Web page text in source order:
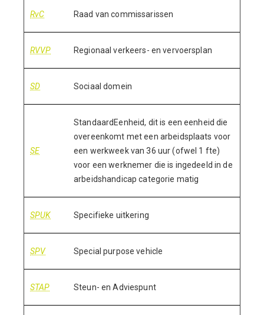
RvC Raad van commissarissen
RVVP Regionaal verkeers- en vervoersplan
SD Sociaal domein
SE
StandaardEenheid, dit is een eenheid die
overeenkomt met een arbeidsplaats voor
een werkweek van 36 uur (ofwel 1 fte)
voor een werknemer die is ingedeeld in de
arbeidshandicap categorie matig
SPUK Specifieke uitkering
SPV Special purpose vehicle
STAP Steun- en Adviespunt